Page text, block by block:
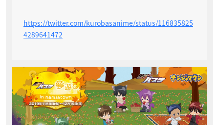
https://twitter.com/kurobasanime/status/116835825
4289641472